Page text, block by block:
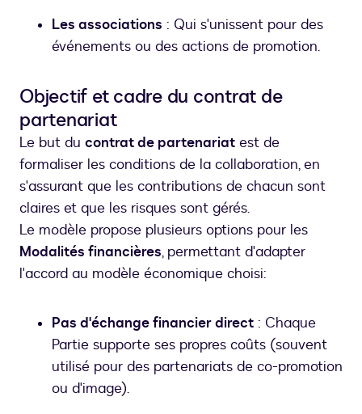
Les associations : Qui s'unissent pour des
événements ou des actions de promotion.
Objectif et cadre du contrat de
partenariat
Le but du contrat de partenariat est de
formaliser les conditions de la collaboration, en
s'assurant que les contributions de chacun sont
claires et que les risques sont gérés.
Le modèle propose plusieurs options pour les
Modalités financières, permettant d'adapter
l'accord au modèle économique choisi:
Pas d'échange financier direct : Chaque
Partie supporte ses propres coûts (souvent
utilisé pour des partenariats de co-promotion
ou d'image).